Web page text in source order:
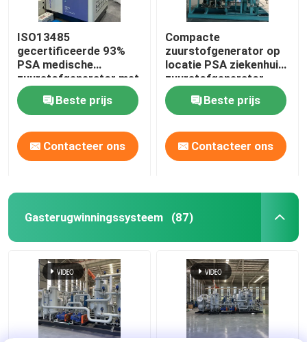
ISO13485
gecertificeerde 93%
PSA medische
zuurstofgenerator met
vulstation
Beste prijs
Contacteer ons
Compacte
zuurstofgenerator op
locatie PSA ziekenhuis
zuurstofgenerator
olievrij
Beste prijs
Contacteer ons
Gasterugwinningssysteem (87)